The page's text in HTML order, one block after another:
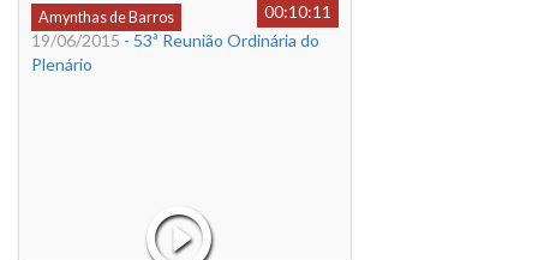
Amynthas de Barros
00:10:11
19/06/2015 - 53ª Reunião Ordinária do
Plenário